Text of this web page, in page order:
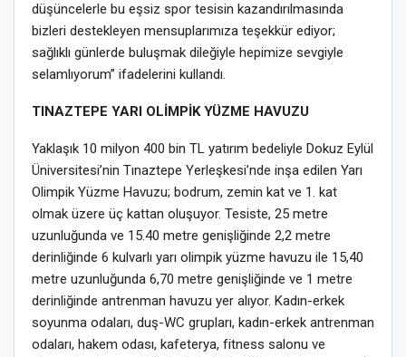
düşüncelerle bu eşsiz spor tesisin kazandırılmasında
bizleri destekleyen mensuplarımıza teşekkür ediyor;
sağlıklı günlerde buluşmak dileğiyle hepimize sevgiyle
selamlıyorum” ifadelerini kullandı.
TINAZTEPE YARI OLİMPİK YÜZME HAVUZU
Yaklaşık 10 milyon 400 bin TL yatırım bedeliyle Dokuz Eylül
Üniversitesi’nin Tınaztepe Yerleşkesi’nde inşa edilen Yarı
Olimpik Yüzme Havuzu; bodrum, zemin kat ve 1. kat
olmak üzere üç kattan oluşuyor. Tesiste, 25 metre
uzunluğunda ve 15.40 metre genişliğinde 2,2 metre
derinliğinde 6 kulvarlı yarı olimpik yüzme havuzu ile 15,40
metre uzunluğunda 6,70 metre genişliğinde ve 1 metre
derinliğinde antrenman havuzu yer alıyor. Kadın-erkek
soyunma odaları, duş-WC grupları, kadın-erkek antrenman
odaları, hakem odası, kafeterya, fitness salonu ve